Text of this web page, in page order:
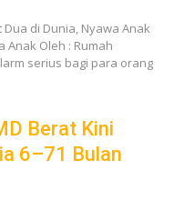
di Dunia, Nyawa Anak
Anak Oleh : Rumah
serius bagi para orang
Berat Kini
6–71 Bulan